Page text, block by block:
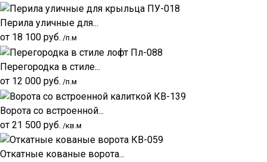
Перила уличные для...
от 18 100 руб. /п.м
Перегородка в стиле...
от 12 000 руб. /п.м
Ворота со встроенной...
от 21 500 руб. /кв.м
Откатные кованые ворота...